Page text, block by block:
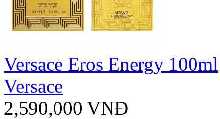
Versace Eros Energy 100ml
Versace
2,590,000 VNĐ